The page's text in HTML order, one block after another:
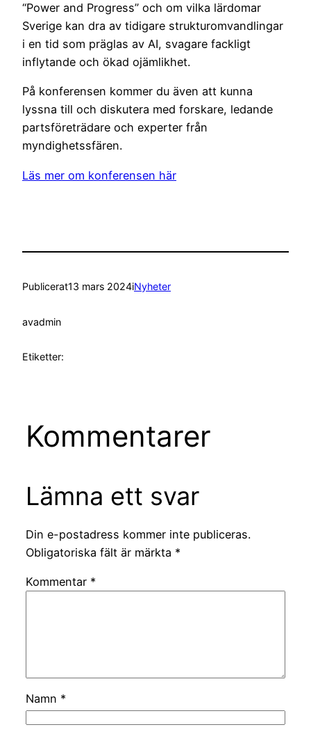
“Power and Progress” och om vilka lärdomar
Sverige kan dra av tidigare strukturomvandlingar
i en tid som präglas av AI, svagare fackligt
inflytande och ökad ojämlikhet.
På konferensen kommer du även att kunna
lyssna till och diskutera med forskare, ledande
partsföreträdare och experter från
myndighetssfären.
Läs mer om konferensen här
Publicerat13 mars 2024iNyheter
avadmin
Etiketter:
Kommentarer
Lämna ett svar
Din e-postadress kommer inte publiceras.
Obligatoriska fält är märkta *
Kommentar *
Namn *